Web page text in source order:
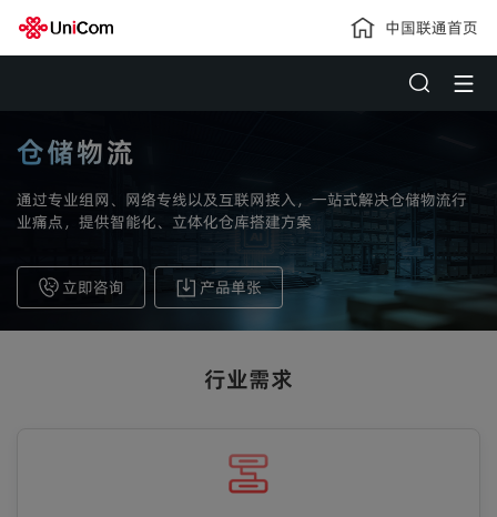
中国联通首页
仓储物流
通过专业组网、网络专线以及互联网接入，一站式解决仓储物流行
业痛点，提供智能化、立体化仓库搭建方案
立即咨询 产品单张
行业需求